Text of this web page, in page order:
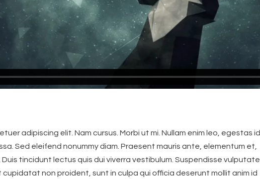
adipiscing elit. Nam cursus. Morbi ut mi. Nullam enim leo, egestas id,
Sed eleifend nonummy diam. Praesent mauris ante, elementum et,
tincidunt lectus quis dui viverra vestibulum. Suspendisse vulputate
non proident, sunt in culpa qui officia deserunt mollit anim id